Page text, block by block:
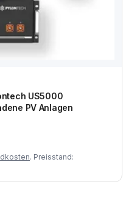
US5000
PV Anlagen
. Preisstand: